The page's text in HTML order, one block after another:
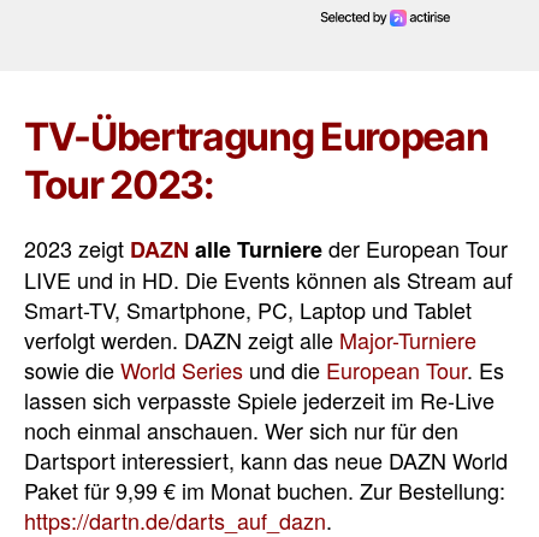
TV-Übertragung European
Tour 2023:
2023 zeigt DAZN alle Turniereder European Tour
LIVE und in HD. Die Events können als Stream auf
Smart-TV, Smartphone, PC, Laptop und Tablet
verfolgt werden. DAZN zeigt alle Major-Turniere
sowie dieWorld Series und die European Tour. Es
lassen sich verpasste Spiele jederzeit im Re-Live
noch einmal anschauen. Wer sich nur für den
Dartsport interessiert, kann das neue DAZN World
Paket für 9,99 € im Monat buchen. Zur Bestellung:
https://dartn.de/darts_auf_dazn.